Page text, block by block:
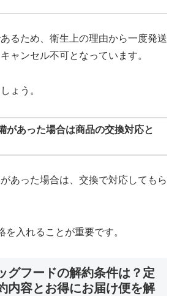
るため、衛生上の理由から一度発送
ャンセル不可となっています。
ょう。
があった場合は商品の交換対応と
あった場合は、交換で対応してもら
を入れることが重要です。
グフードの解約条件は？定
内容とお得にお届け便を解